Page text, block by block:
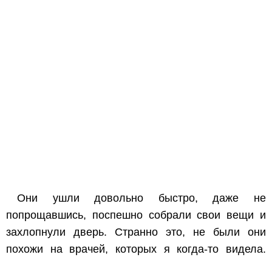
Они ушли довольно быстро, даже не
попрощавшись, поспешно собрали свои вещи и
захлопнули дверь. Странно это, не были они
похожи на врачей, которых я когда-то видела.